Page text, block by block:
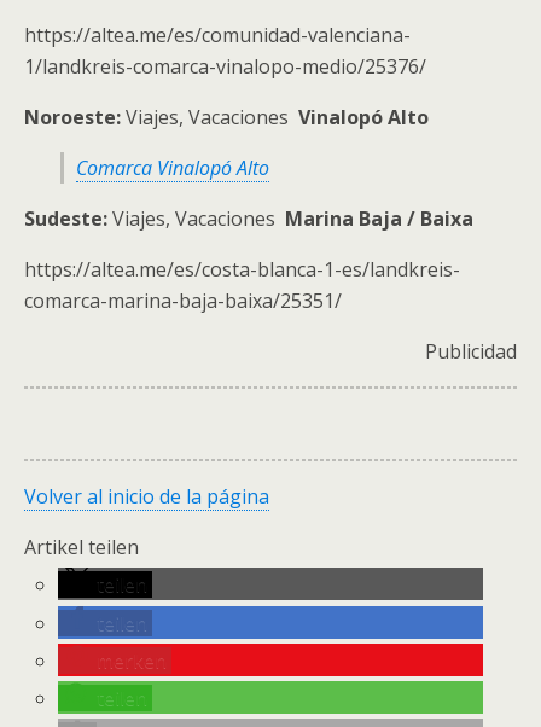
https://altea.me/es/comunidad-valenciana-
1/landkreis-comarca-vinalopo-medio/25376/
Noroeste:Viajes, Vacaciones Vinalopó Alto
Comarca Vinalopó Alto
Sudeste:Viajes, Vacaciones Marina Baja / Baixa
https://altea.me/es/costa-blanca-1-es/landkreis-
comarca-marina-baja-baixa/25351/
Publicidad
Volver al inicio de la página
Artikel teilen
teilen
teilen
merken
teilen